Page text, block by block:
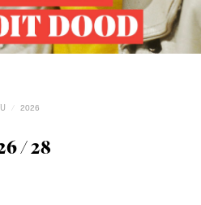
/ 2026
/ 28